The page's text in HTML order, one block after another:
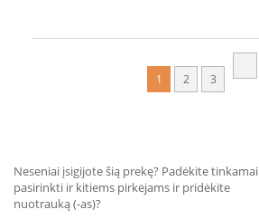
1 2 3
Neseniai įsigijote šią prekę? Padėkite tinkamai
pasirinkti ir kitiems pirkėjams ir pridėkite
nuotrauką (-as)?